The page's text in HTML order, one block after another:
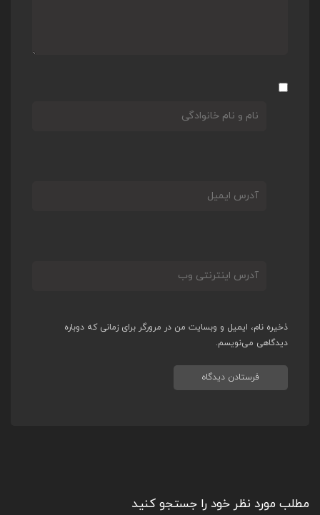
ذخیره نام، ایمیل و وبسایت من در مرورگر برای زمانی که دوباره
دیدگاهی می‌نویسم.
مطلب مورد نظر خود را جستجو کنید